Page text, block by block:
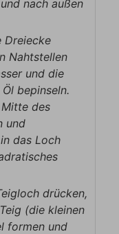
nach außen
Dreiecke
Nahtstellen
und die
bepinseln.
des
und
das Loch
drücken,
(die kleinen
formen und